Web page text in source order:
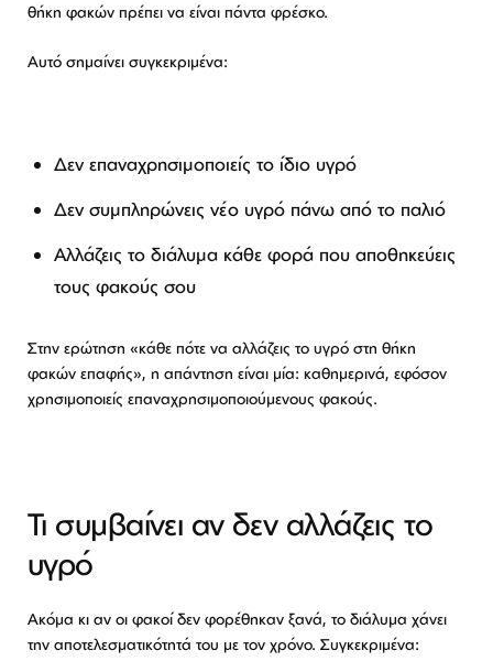
θήκη φακών πρέπει να είναι πάντα φρέσκο.
Αυτό σημαίνει συγκεκριμένα:
Δεν επαναχρησιμοποιείς το ίδιο υγρό
Δεν συμπληρώνεις νέο υγρό πάνω από το παλιό
Αλλάζεις το διάλυμα κάθε φορά που αποθηκεύεις
τους φακούς σου
Στην ερώτηση «κάθε πότε να αλλάζεις το υγρό στη θήκη
φακών επαφής», η απάντηση είναι μία: καθημερινά, εφόσον
χρησιμοποιείς επαναχρησιμοποιούμενους φακούς.
Τι συμβαίνει αν δεν αλλάζεις το
υγρό
Ακόμα κι αν οι φακοί δεν φορέθηκαν ξανά, το διάλυμα χάνει
την αποτελεσματικότητά του με τον χρόνο. Συγκεκριμένα: